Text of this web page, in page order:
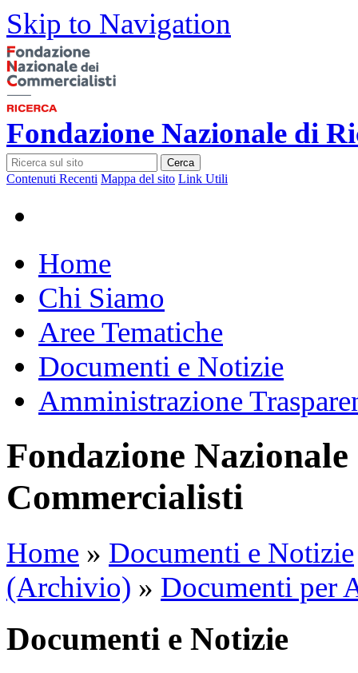
Skip to Navigation
Fondazione Nazionale di
Cerca
Contenuti Recenti Mappa del sito Link Utili
Home
Chi Siamo
Aree Tematiche
Documenti e Notizie
Amministrazione
Fondazione
Commercialisti
Home » Documenti e Notizie
(Archivio) » Documenti per
Documenti e Notizie